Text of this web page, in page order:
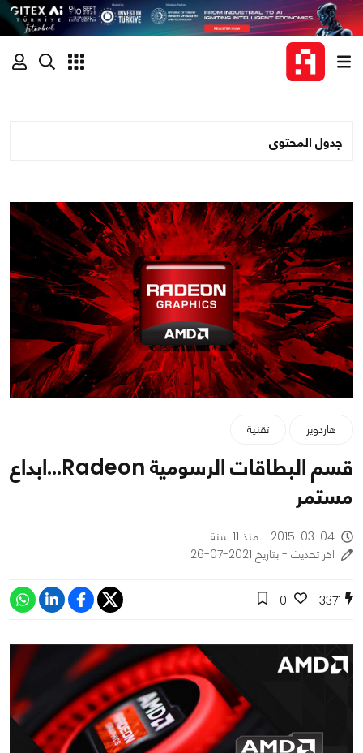
جدول المحتوى
هاردوير تقنية
قسم البطاقات الرسومية Radeon...ابداع
مستمر
2015-03-04 - منذ 11 سنة
اخر تحديث - بتاريخ 2021-07-26
3371
0